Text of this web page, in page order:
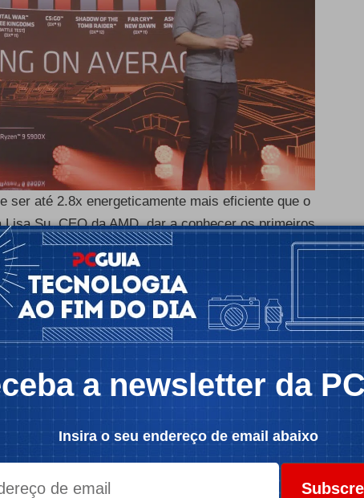
ser até 2.8x energeticamente mais eficiente que o
Su, CEO da AMD, dar a conhecer os primeiros
de 12 núcleos e 24 threads, o Ryzen 7 5800X de
núcleos e 12 threads.
-
a newsletter da
Insira o seu endereço de email abaixo